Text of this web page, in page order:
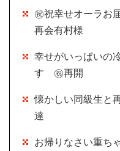
㊗祝幸せオーラお
再会有村様
幸せがいっぱいの
す ㊗再開
懐かしい同級生と
達
お帰りなさい重ち